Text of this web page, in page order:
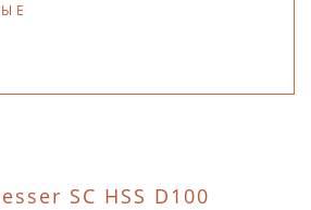
SC HSS D100